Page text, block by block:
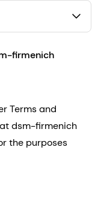
US
firmenich
Terms and
dsm-firmenich
the purposes